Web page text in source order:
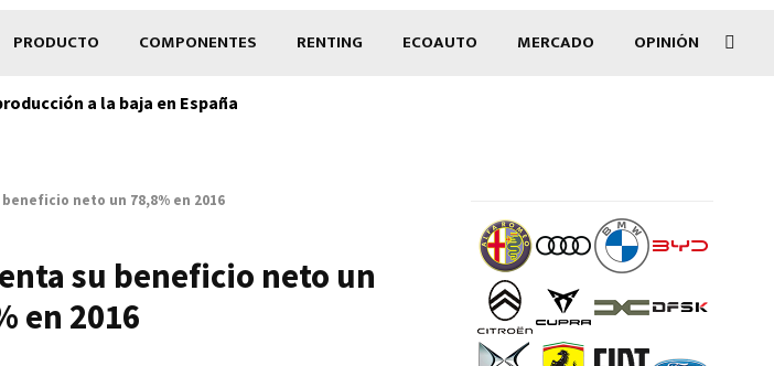
PRODUCTO COMPONENTES RENTING ECOAUTO MERCADO OPINIÓN
a la baja en España
neto un 78,8% en 2016
su beneficio neto un
en 2016